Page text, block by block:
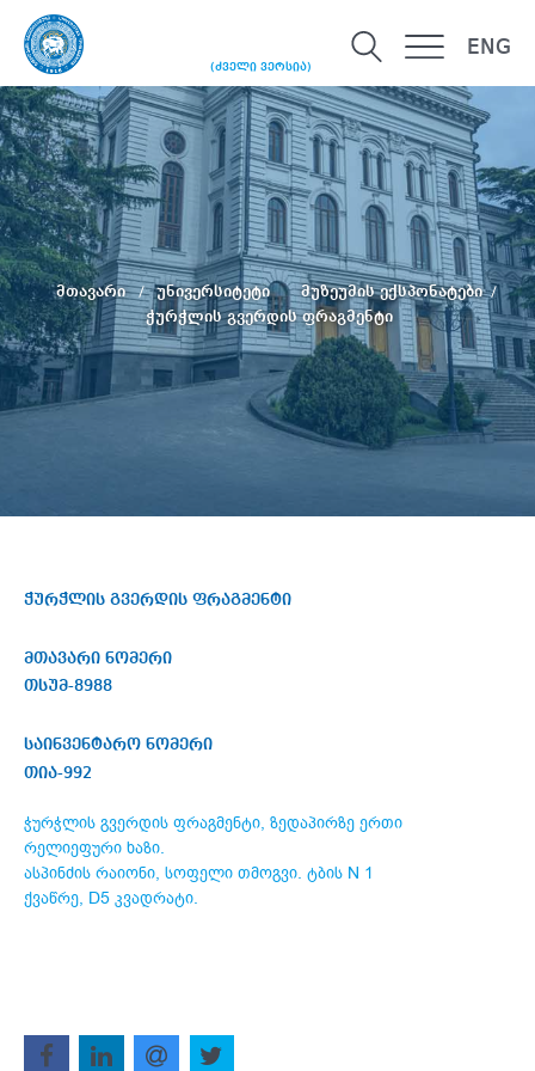
(ძველი ვერსია)
ENG
მთავარი უნივერსიტეტი
მუზეუმის ექსპონატები
ჭურჭლის გვერდის ფრაგმენტი
ჭურჭლის გვერდის ფრაგმენტი
მთავარი ნომერი
თსუმ-8988
საინვენტარო ნომერი
თია-992
ჭურჭლის გვერდის ფრაგმენტი, ზედაპირზე ერთი
რელიეფური ხაზი.
ასპინძის რაიონი, სოფელი თმოგვი. ტბის N 1
ქვაწრე, D5 კვადრატი.